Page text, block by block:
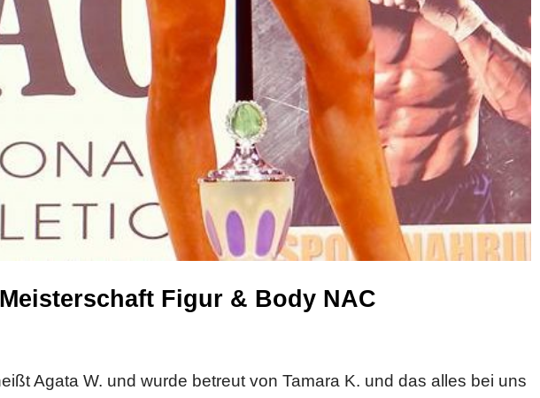
Figur & Body NAC
Agata W. und wurde betreut von Tamara K. und das alles bei uns